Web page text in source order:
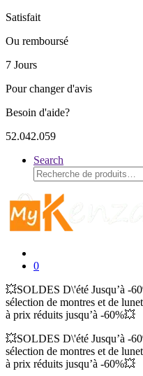
Satisfait
Ou remboursé
7 Jours
Pour changer d'avis
Besoin d'aide?
52.042.059
Search
Recherche
pour :
0
💥SOLDES D\'été Jusqu’à -
sélection de montres et de
à prix réduits jusqu’à -60%💥
💥SOLDES D\'été Jusqu’à -
sélection de montres et de
à prix réduits jusqu’à -60%💥